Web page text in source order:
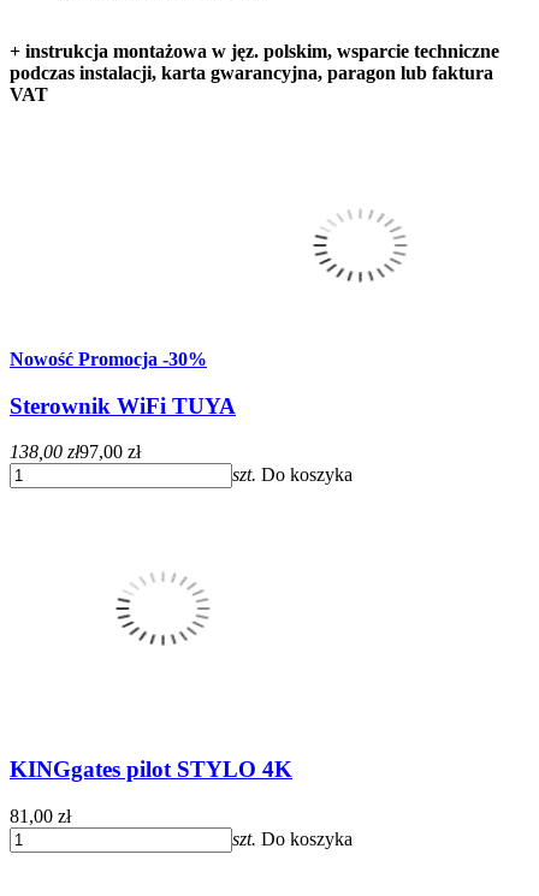
+ instrukcja montażowa w jęz. polskim, wsparcie techniczne
podczas instalacji, karta gwarancyjna, paragon lub faktura
VAT
Nowość Promocja -30%
Sterownik WiFi TUYA
138,00 zł97,00 zł
szt. Do koszyka
KINGgates pilot STYLO 4K
81,00 zł
szt. Do koszyka